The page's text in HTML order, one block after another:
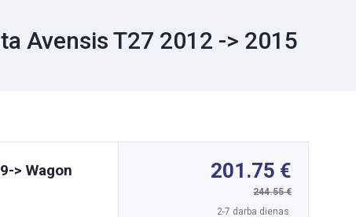
Avensis T27 2012 -> 2015
> Wagon 201.75
244.55
2-7 darba dienas